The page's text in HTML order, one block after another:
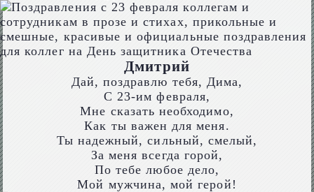
Дмитрий
Дай, поздравлю тебя, Дима,
С 23-им февраля,
Мне сказать необходимо,
Как ты важен для меня.
Ты надежный, сильный, смелый,
За меня всегда горой,
По тебе любое дело,
Мой мужчина, мой герой!